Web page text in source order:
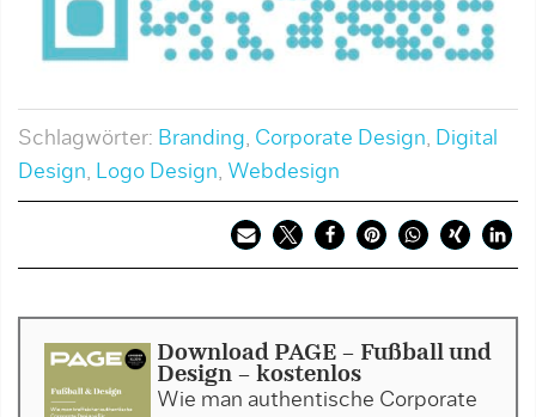
Schlagwörter: Branding, Corporate Design, Digital
Design, Logo Design, Webdesign
Download PAGE - Fußball und
Design - kostenlos
Wie man authentische Corporate